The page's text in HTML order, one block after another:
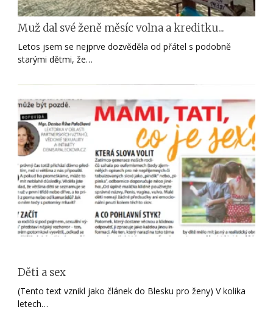
Muž dal své ženě měsíc volna a kreditku...
Letos jsem se nejprve dozvěděla od přátel s podobně
starými dětmi, že…
Děti a sex
(Tento text vznikl jako článek do Blesku pro ženy) V kolika
letech…